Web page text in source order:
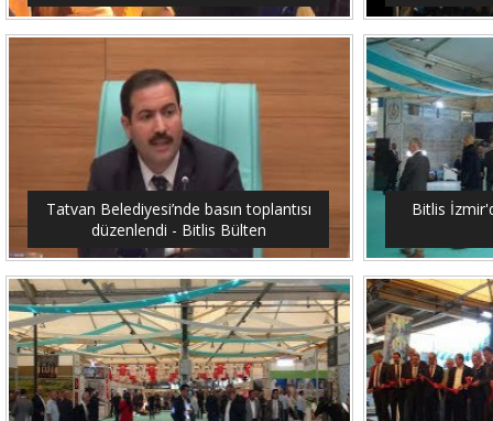
Tatvan Belediyesi’nde basın toplantısı
düzenlendi - Bitlis Bülten
Bitlis